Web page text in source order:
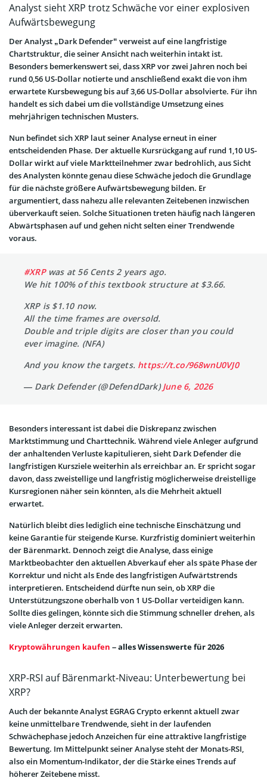
Analyst sieht XRP trotz Schwäche vor einer explosiven
Aufwärtsbewegung
Der Analyst „Dark Defender“ verweist auf eine langfristige
Chartstruktur, die seiner Ansicht nach weiterhin intakt ist.
Besonders bemerkenswert sei, dass XRP vor zwei Jahren noch bei
rund 0,56 US-Dollar notierte und anschließend exakt die von ihm
erwartete Kursbewegung bis auf 3,66 US-Dollar absolvierte. Für ihn
handelt es sich dabei um die vollständige Umsetzung eines
mehrjährigen technischen Musters.
Nun befindet sich XRP laut seiner Analyse erneut in einer
entscheidenden Phase. Der aktuelle Kursrückgang auf rund 1,10 US-
Dollar wirkt auf viele Marktteilnehmer zwar bedrohlich, aus Sicht
des Analysten könnte genau diese Schwäche jedoch die Grundlage
für die nächste größere Aufwärtsbewegung bilden. Er
argumentiert, dass nahezu alle relevanten Zeitebenen inzwischen
überverkauft seien. Solche Situationen treten häufig nach längeren
Abwärtsphasen auf und gehen nicht selten einer Trendwende
voraus.
#XRPwas at 56 Cents 2 years ago.
We hit 100% of this textbook structure at $3.66.
XRP is $1.10 now.
All the time frames are oversold.
Double and triple digits are closer than you could
ever imagine. (NFA)
And you know the targets. https://t.co/968wnU0VJ0
— Dark Defender (@DefendDark)June 6, 2026
Besonders interessant ist dabei die Diskrepanz zwischen
Marktstimmung und Charttechnik. Während viele Anleger aufgrund
der anhaltenden Verluste kapitulieren, sieht Dark Defender die
langfristigen Kursziele weiterhin als erreichbar an. Er spricht sogar
davon, dass zweistellige und langfristig möglicherweise dreistellige
Kursregionen näher sein könnten, als die Mehrheit aktuell
erwartet.
Natürlich bleibt dies lediglich eine technische Einschätzung und
keine Garantie für steigende Kurse. Kurzfristig dominiert weiterhin
der Bärenmarkt. Dennoch zeigt die Analyse, dass einige
Marktbeobachter den aktuellen Abverkauf eher als späte Phase der
Korrektur und nicht als Ende des langfristigen Aufwärtstrends
interpretieren. Entscheidend dürfte nun sein, ob XRP die
Unterstützungszone oberhalb von 1 US-Dollar verteidigen kann.
Sollte dies gelingen, könnte sich die Stimmung schneller drehen, als
viele Anleger derzeit erwarten.
Kryptowährungen kaufen – alles Wissenswerte für 2026
XRP-RSI auf Bärenmarkt-Niveau: Unterbewertung bei
XRP?
Auch der bekannte Analyst EGRAG Crypto erkennt aktuell zwar
keine unmittelbare Trendwende, sieht in der laufenden
Schwächephase jedoch Anzeichen für eine attraktive langfristige
Bewertung. Im Mittelpunkt seiner Analyse steht der Monats-RSI,
also ein Momentum-Indikator, der die Stärke eines Trends auf
höherer Zeitebene misst.